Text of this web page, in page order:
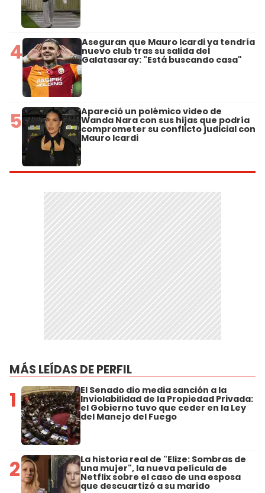
4 Aseguran que Mauro Icardi ya tendría
nuevo club tras su salida del
Galatasaray: "Está buscando casa"
5 Apareció un polémico video de
Wanda Nara con sus hijas que podría
comprometer su conflicto judicial con
Mauro Icardi
MÁS LEÍDAS DE PERFIL
1 El Senado dio media sanción a la
Inviolabilidad de la Propiedad Privada:
el Gobierno tuvo que ceder en la Ley
del Manejo del Fuego
2 La historia real de "Elize: Sombras de
una mujer", la nueva película de
Netflix sobre el caso de una esposa
que descuartizó a su marido